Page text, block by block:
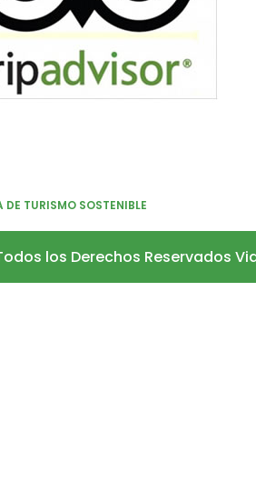
DE TURISMO SOSTENIBLE
los Derechos Reservados